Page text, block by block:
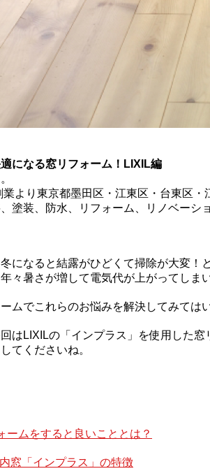
になる窓リフォーム！LIXIL編
業より東京都墨田区・江東区・台東区・
塗装、防水、リフォーム、リノベーシ
になると結露がひどくて掃除が大変！
々暑さが増して電気代が上がってしま
ムでこれらのお悩みを解決してみては
はLIXILの「インプラス」を使用した
てくださいね。
ームをすると良いこととは？
窓「インプラス」の特徴